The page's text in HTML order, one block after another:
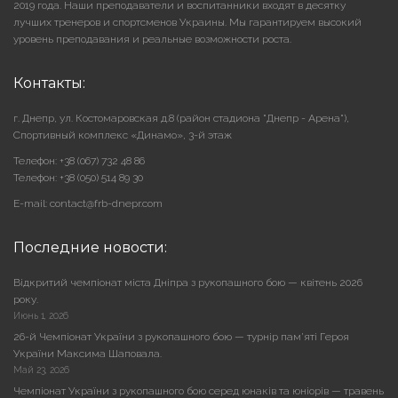
2019 года. Наши преподаватели и воспитанники входят в десятку
лучших тренеров и спортсменов Украины. Мы гарантируем высокий
уровень преподавания и реальные возможности роста.
Контакты:
г. Днепр, ул. Костомаровская д.8 (район стадиона "Днепр - Арена"),
Cпортивный комплекс «Динамо», 3-й этаж
Телефон: +38 (067) 732 48 86
Телефон: +38 (050) 514 89 30
E-mail: contact@frb-dnepr.com
Последние новости:
Відкритий чемпіонат міста Дніпра з рукопашного бою — квітень 2026
року.
Июнь 1, 2026
26-й Чемпіонат України з рукопашного бою — турнір пам’яті Героя
України Максима Шаповала.
Май 23, 2026
Чемпіонат України з рукопашного бою серед юнаків та юніорів — травень